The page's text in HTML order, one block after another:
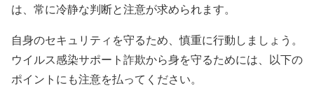
は、常に冷静な判断と注意が求められます。
自身のセキュリティを守るため、慎重に行動しましょう。
ウイルス感染サポート詐欺から身を守るためには、以下の
ポイントにも注意を払ってください。